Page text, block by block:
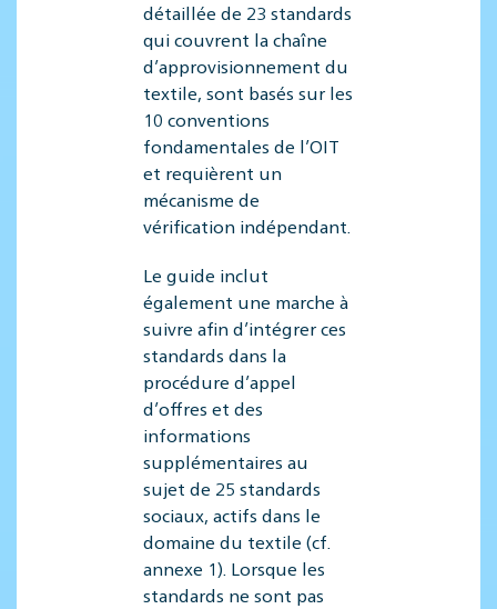
détaillée de 23 standards
qui couvrent la chaîne
d’approvisionnement du
textile, sont basés sur les
10 conventions
fondamentales de l’OIT
et requièrent un
mécanisme de
vérification indépendant.
Le guide inclut
également une marche à
suivre afin d’intégrer ces
standards dans la
procédure d’appel
d’offres et des
informations
supplémentaires au
sujet de 25 standards
sociaux, actifs dans le
domaine du textile (cf.
annexe 1). Lorsque les
standards ne sont pas